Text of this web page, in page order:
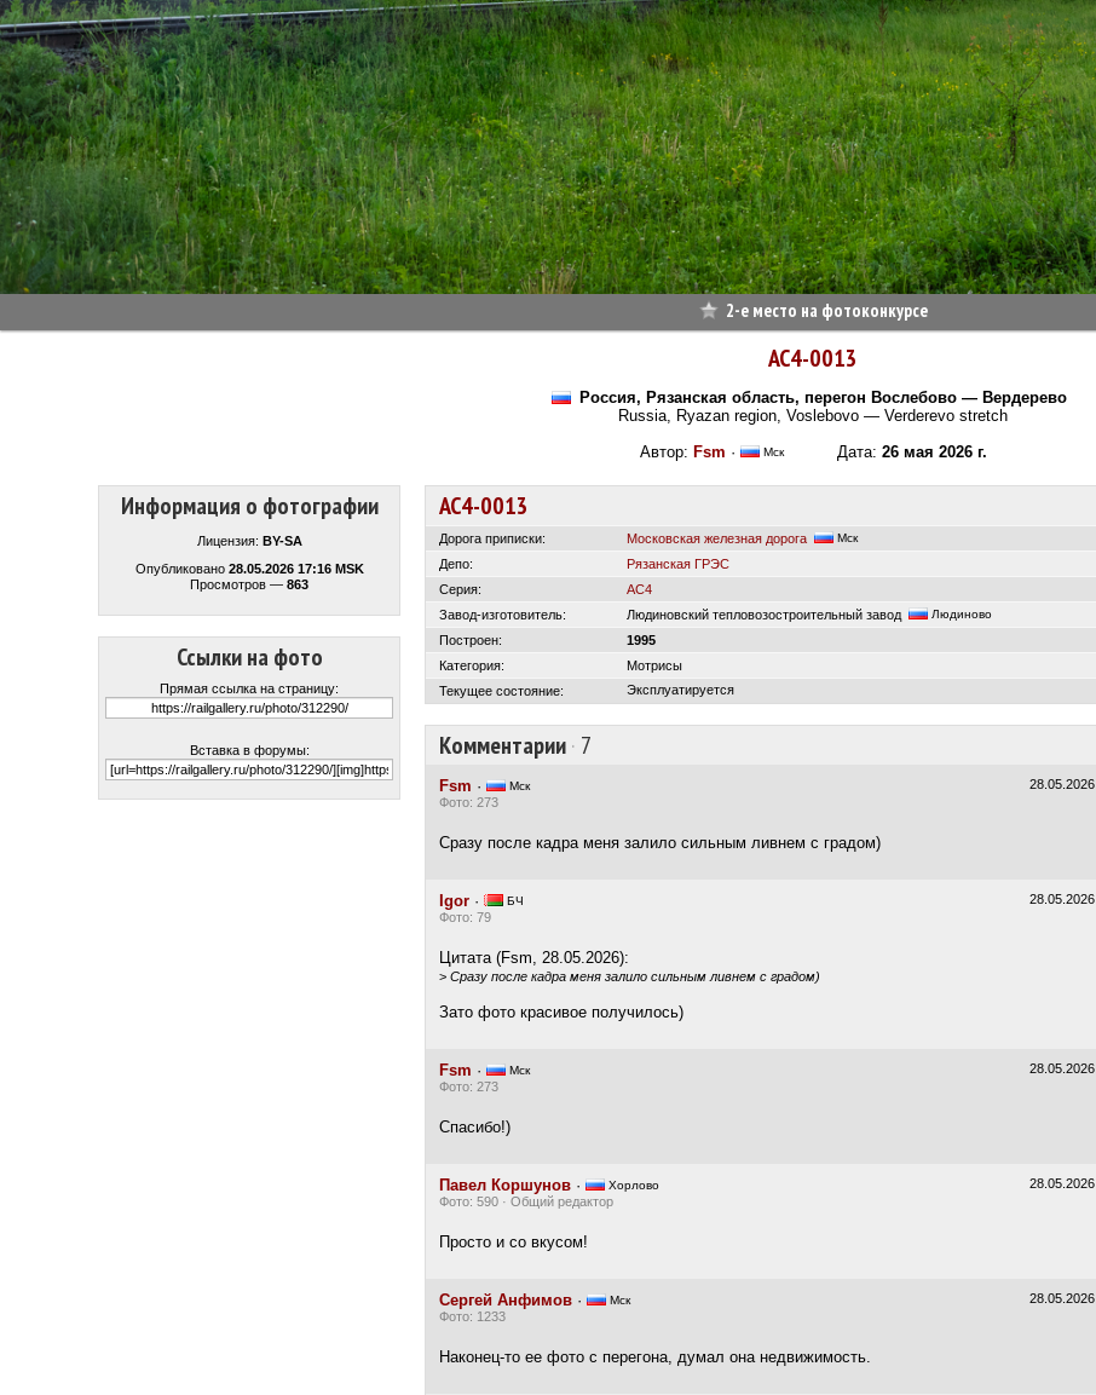
2-е место на фотоконкурсе
АС4-0013
Россия, Рязанская область, перегон Вослебово — Вердерево
Russia, Ryazan region, Voslebovo — Verderevo stretch
Автор: Fsm · МскДата: 26 мая 2026 г.
Информация о фотографии
Лицензия: BY-SA
Опубликовано 28.05.2026 17:16 MSK
Просмотров — 863
Ссылки на фото
Прямая ссылка на страницу:
Вставка в форумы:
АС4-0013
Дорога приписки: Московская железная дорога Мск
Депо:
Рязанская ГРЭС
Серия:
АС4
Завод-изготовитель:
Людиновский тепловозостроительный завод Людиново
Построен:
1995
Категория:
Мотрисы
Текущее состояние:
Эксплуатируется
Комментарии· 7
28.05.2026
Fsm · Мск
Фото: 273
Сразу после кадра меня залило сильным ливнем с градом)
28.05.2026
Igor · БЧ
Фото: 79
Цитата (Fsm, 28.05.2026):
> Сразу после кадра меня залило сильным ливнем с градом)
Зато фото красивое получилось)
28.05.2026
Fsm · Мск
Фото: 273
Спасибо!)
28.05.2026
Павел Коршунов · Хорлово
Фото: 590 · Общий редактор
Просто и со вкусом!
28.05.2026
Сергей Анфимов · Мск
Фото: 1233
Наконец-то ее фото с перегона, думал она недвижимость.